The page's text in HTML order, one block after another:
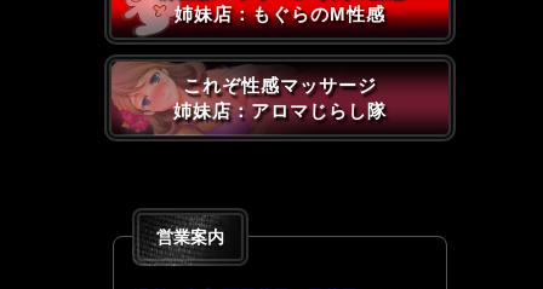
姉妹店：もぐらのM性感
これぞ性感マッサージ
姉妹店：アロマじらし隊
営業案内